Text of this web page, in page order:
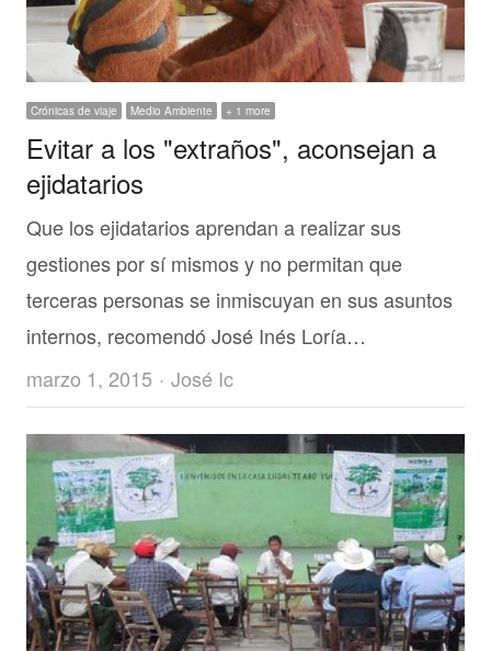
Crónicas de viaje Medio Ambiente + 1 more
Evitar a los "extraños", aconsejan a
ejidatarios
Que los ejidatarios aprendan a realizar sus
gestiones por sí mismos y no permitan que
terceras personas se inmiscuyan en sus asuntos
internos, recomendó José Inés Loría…
marzo 1, 2015
Author
José Ic